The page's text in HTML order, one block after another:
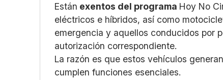
Están exentos del programa Hoy No
eléctricos e híbridos, así como
emergencia y aquellos conducidos por
autorización correspondiente.
La razón es que estos vehículos generan
cumplen funciones esenciales.